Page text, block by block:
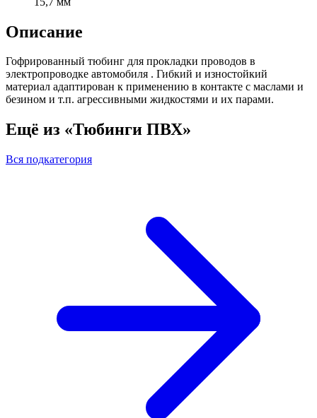
Описание
Гофрированный тюбинг для прокладки проводов в
электропроводке автомобиля . Гибкий и изностойкий
материал адаптирован к применению в контакте с маслами и
безином и т.п. агрессивными жидкостями и их парами.
Ещё из «Тюбинги ПВХ»
Вся подкатегория